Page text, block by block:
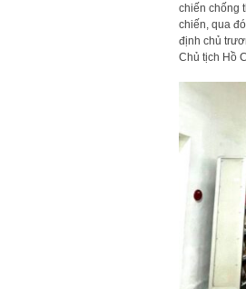
chiến chống
chiến, qua
định chủ
Chủ tịch Hồ